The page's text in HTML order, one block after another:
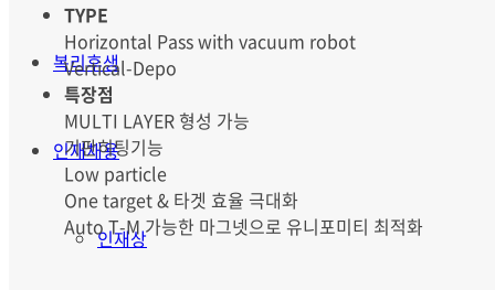
복리후생
인재채용
인재상
TYPE
Horizontal Pass with vacuum robot
Vertical-Depo
특장점
MULTI LAYER 형성 가능
기판히팅기능
Low particle
One target & 타겟 효율 극대화
Auto T-M 가능한 마그넷으로 유니포미티 최적화